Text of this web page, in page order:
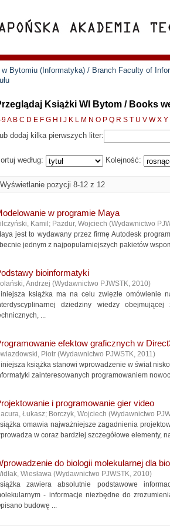
w Bytomiu (Informatyka) / Branch Faculty of
Książki WI Bytom / Books
9A B C D E F G H J K L M N O P Q R S T U V W X Y
dodaj kilka pierwszych liter:
według: Kolejność:
Wyświetlanie pozycji 8-12 z 12
w programie Maya
Kamil ; Pazdur, Wojciech (Wydawnictwo
jest to wydawany przez firmę Autodesk
jednym z najpopularniejszych pakietów
bioinformatyki
Andrzej (Wydawnictwo PJWSTK, 2010)
książka ma na celu zwięzłe omówienie
dziedziny wiedzy
...
efektow graficznych w
Piotr (Wydawnictwo PJWSTK, 2011)
książka stanowi wprowadzenie w świat
zainteresowanych programowaniem
i programowanie gier video
Łukasz; Borczyk, Wojciech (Wydawnictwo
omawia najważniejsze zagadnienia
w coraz bardziej szczegółowe elementy,
do biologii molekularnej dla
Wiesława (Wydawnictwo PJWSTK, 2010)
zawiera absolutnie podstawowe
- informacje niezbędne do
budowę ...